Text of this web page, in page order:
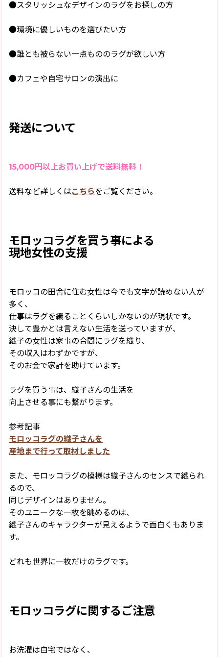
●スタリッシュなデザインのラグをお探しの方
●環境に優しいものを選びたい方
●誰とも被らない一点もののラグが欲しい方
●カフェや自宅サロンの演出に
発送について
15,000円以上お買い上げで送料無料！
送料など詳しくはこちらをご覧ください。
モロッコラグを買う事による
現地女性の支援
モロッコの田舎に住む女性は今でも文字が読めない人が
多く、
仕事はラグを織ることくらいしかないのが現状です。
決して豊かとは言えない生活を送っていますが、
織子の女性は家事の合間にラグを織り、
その収入はわずかですが、
そのお金で家計を助けています。
ラグを買う事は、織子さんの生活を
向上させる事にも繋がります。
参考記事
モロッコラグの織子さんを
産地まで行って取材しました
また、モロッコラグの模様は織子さんのセンスで織られ
るので、
同じデザインはありません。
そのユニークな一枚を眺めるのは、
織子さんのキャラクターが見えるようで面白くもありま
す。
どれも世界に一枚だけのラグです。
モロッコラグに関するご注意
お洗濯は自宅ではなく、